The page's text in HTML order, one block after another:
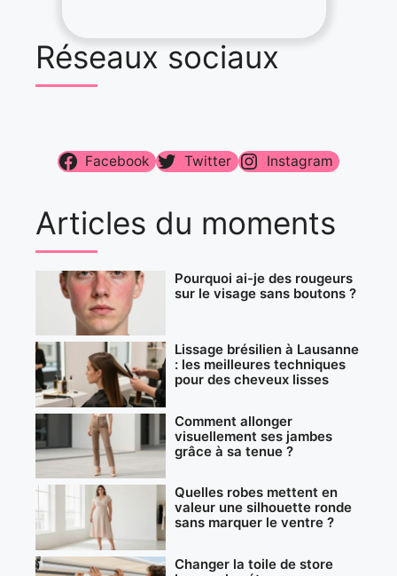
Réseaux sociaux
Facebook Twitter Instagram
Articles du moments
Pourquoi ai-je des rougeurs
sur le visage sans boutons ?
Lissage brésilien à Lausanne
: les meilleures techniques
pour des cheveux lisses
Comment allonger
visuellement ses jambes
grâce à sa tenue ?
Quelles robes mettent en
valeur une silhouette ronde
sans marquer le ventre ?
Changer la toile de store